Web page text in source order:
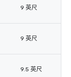
9 英尺
9 英尺
9.5 英尺